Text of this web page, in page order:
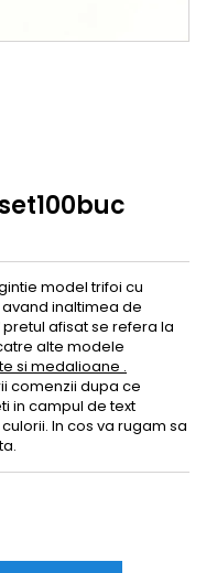
model trifoi cu
inaltimea de
afisat se refera la
alte modele
si medalioane .
comenzii dupa ce
in campul de text
In cos va rugam sa